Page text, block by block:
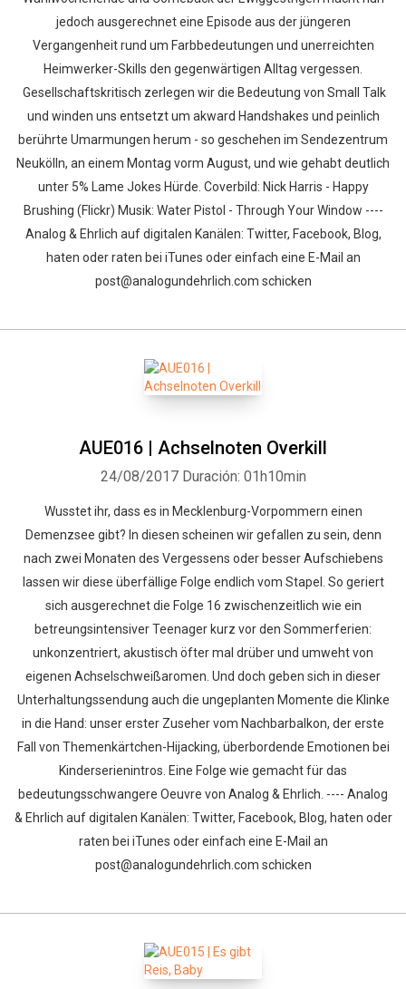
jedoch ausgerechnet eine Episode aus der jüngeren
Vergangenheit rund um Farbbedeutungen und unerreichten
Heimwerker-Skills den gegenwärtigen Alltag vergessen.
Gesellschaftskritisch zerlegen wir die Bedeutung von Small Talk
und winden uns entsetzt um akward Handshakes und peinlich
berührte Umarmungen herum - so geschehen im Sendezentrum
Neukölln, an einem Montag vorm August, und wie gehabt deutlich
unter 5% Lame Jokes Hürde. Coverbild: Nick Harris - Happy
Brushing (Flickr) Musik: Water Pistol - Through Your Window ----
Analog & Ehrlich auf digitalen Kanälen: Twitter, Facebook, Blog,
haten oder raten bei iTunes oder einfach eine E-Mail an
post@analogundehrlich.com schicken
AUE016 | Achselnoten Overkill
24/08/2017 Duración: 01h10min
Wusstet ihr, dass es in Mecklenburg-Vorpommern einen
Demenzsee gibt? In diesen scheinen wir gefallen zu sein, denn
nach zwei Monaten des Vergessens oder besser Aufschiebens
lassen wir diese überfällige Folge endlich vom Stapel. So geriert
sich ausgerechnet die Folge 16 zwischenzeitlich wie ein
betreungsintensiver Teenager kurz vor den Sommerferien:
unkonzentriert, akustisch öfter mal drüber und umweht von
eigenen Achselschweißaromen. Und doch geben sich in dieser
Unterhaltungssendung auch die ungeplanten Momente die Klinke
in die Hand: unser erster Zuseher vom Nachbarbalkon, der erste
Fall von Themenkärtchen-Hijacking, überbordende Emotionen bei
Kinderserienintros. Eine Folge wie gemacht für das
bedeutungsschwangere Oeuvre von Analog & Ehrlich. ---- Analog
& Ehrlich auf digitalen Kanälen: Twitter, Facebook, Blog, haten oder
raten bei iTunes oder einfach eine E-Mail an
post@analogundehrlich.com schicken